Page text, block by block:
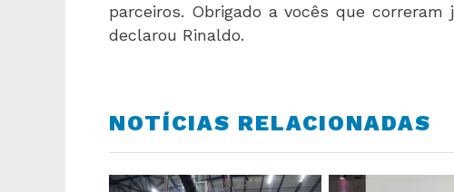
parceiros. Obrigado a vocês que
declarou Rinaldo.
NOTÍCIAS RELACIONADAS